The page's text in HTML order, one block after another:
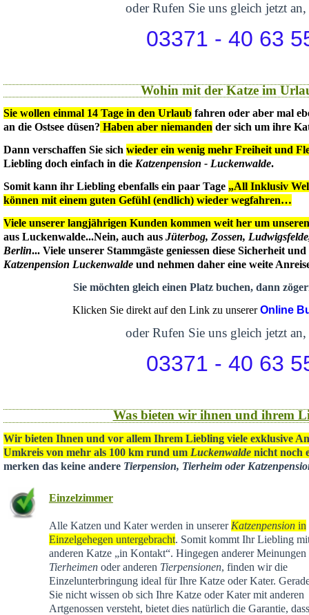
oder Rufen Sie uns gleich jetzt an,
03371 - 40 63
Wohin mit der Katze im
Sie wollen einmal 14 Tage in den Urlaub fahren oder aber mal
an die Ostsee düsen? Haben aber niemanden der sich um ihre
Dann verschaffen Sie sich wieder ein wenig mehr Freiheit und
Liebling doch einfach in die Katzenpension - Luckenwalde.
Somit kann ihr Liebling ebenfalls ein paar Tage „All Inklusiv
können mit einem guten Gefühl (endlich) wieder wegfahren…
Viele unserer langjährigen Kunden kommen weit her um
aus Luckenwalde...Nein, auch aus Jüterbog, Zossen,
Berlin... Viele unserer Stammgäste geniessen diese Sicherheit
Katzenpension Luckenwalde und nehmen daher eine weite
Sie möchten gleich einen Platz buchen, dann
Klicken Sie direkt auf den Link zu unsererOnline
oder Rufen Sie uns gleich jetzt an,
03371 - 40 63
Was bieten wir ihnen und ihrem
Wir bieten Ihnen und vor allem Ihrem Liebling viele exklusive
Umkreis von mehr als 100 km rund um Luckenwalde nicht noch
merken das keine andere Tierpension, Tierheim oder
Einzelzimmer
Alle Katzen und Kater werden in unserer Katzenpensionin
Einzelgehegen untergebracht. Somit kommt Ihr Liebling
anderen Katze „in Kontakt“. Hingegen anderer Meinungen
Tierheimenoder anderen Tierpensionen, finden wir die
Einzelunterbringung ideal für Ihre Katze oder Kater.
Sie nicht wissen ob sich Ihre Katze oder Kater mit anderen
Artgenossen versteht, bietet dies natürlich die Garantie,